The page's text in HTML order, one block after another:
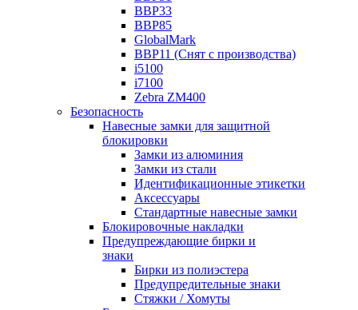
BBP33
BBP85
GlobalMark
BBP11 (Снят с производства)
i5100
i7100
Zebra ZM400
Безопасность
Навесные замки для защитной
блокировки
Замки из алюминия
Замки из стали
Идентификационные этикетки
Аксессуары
Стандартные навесные замки
Блокировочные накладки
Предупреждающие бирки и
знаки
Бирки из полиэстера
Предупредительные знаки
Стяжки / Хомуты